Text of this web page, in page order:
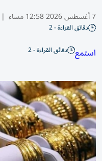
7 أغسطس 2026 12:58 مساء |
دقائق القراءة - 2
استمع دقائق القراءة - 2